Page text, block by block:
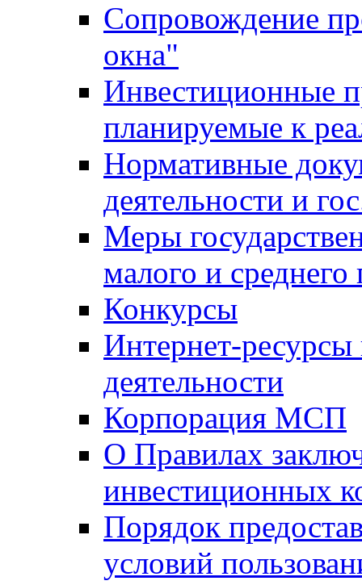
Сопровождение
окна"
Инвестиционные
планируемые к
Нормативные
деятельности и
Меры
малого и среднего
Конкурсы
Интернет-
деятельности
Корпорация МСП
О Правилах
инвестиционных
Порядок
условий